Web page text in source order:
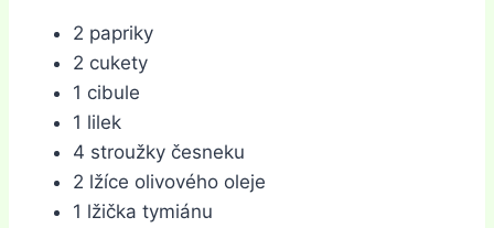
2 papriky
2 cukety
1 cibule
1 lilek
4 stroužky česneku
2 lžíce olivového oleje
1 lžička tymiánu